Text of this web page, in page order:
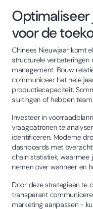
voor de
Chinees Nieuwjaar komt
structurele verbeteringen
management. Bouw
communiceer het hele
productiecapaciteit.
sluitingen of hebben
Investeer in
vraagpatronen te
identificeren. Moderne
dashboards met
chain statistiek,
nemen over wanneer en
Door deze strategieën te
transparant
marketing aanpassen -